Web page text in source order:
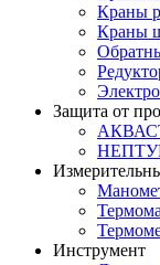
Краны
Краны
Защита от
Инструмент